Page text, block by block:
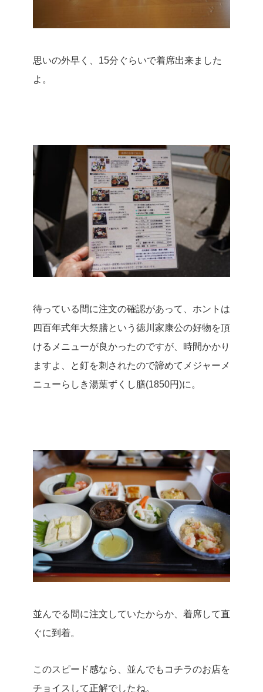
思いの外早く、15分ぐらいで着席出来ました
よ。
待っている間に注文の確認があって、ホントは
四百年式年大祭膳という徳川家康公の好物を頂
けるメニューが良かったのですが、時間かかり
ますよ、と釘を刺されたので諦めてメジャーメ
ニューらしき湯葉ずくし膳(1850円)に。
並んでる間に注文していたからか、着席して直
ぐに到着。
このスピード感なら、並んでもコチラのお店を
チョイスして正解でしたね。